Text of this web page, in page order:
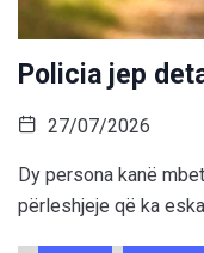
Policia jep
27/07/2026
Dy persona kanë
përleshjeje që ka